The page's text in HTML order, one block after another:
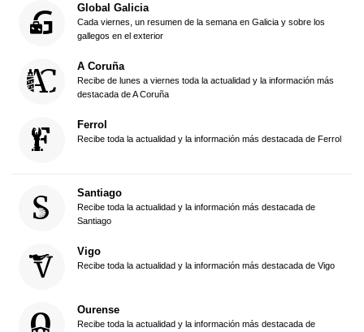
Global Galicia
Cada viernes, un resumen de la semana en Galicia y sobre los
gallegos en el exterior
A Coruña
Recibe de lunes a viernes toda la actualidad y la información más
destacada de A Coruña
Ferrol
Recibe toda la actualidad y la información más destacada de Ferrol
Santiago
Recibe toda la actualidad y la información más destacada de
Santiago
Vigo
Recibe toda la actualidad y la información más destacada de Vigo
Ourense
Recibe toda la actualidad y la información más destacada de